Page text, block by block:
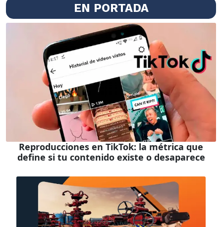
EN PORTADA
Reproducciones en TikTok: la métrica que
define si tu contenido existe o desaparece